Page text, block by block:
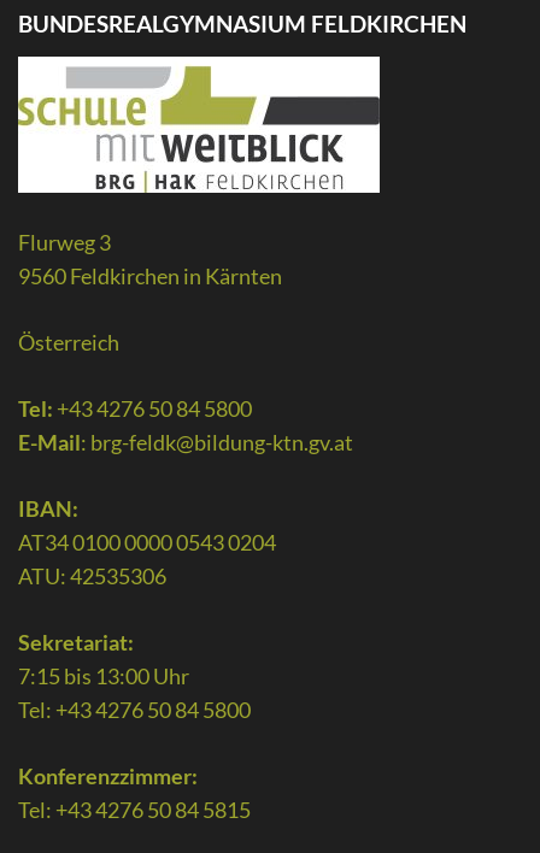
BUNDESREALGYMNASIUM FELDKIRCHEN
Flurweg 3
9560 Feldkirchen in Kärnten
Österreich
Tel: +43 4276 50 84 5800
E-Mail: brg-feldk@bildung-ktn.gv.at
IBAN:
AT34 0100 0000 0543 0204
ATU: 42535306
Sekretariat:
7:15 bis 13:00 Uhr
Tel: +43 4276 50 84 5800
Konferenzzimmer:
Tel: +43 4276 50 84 5815